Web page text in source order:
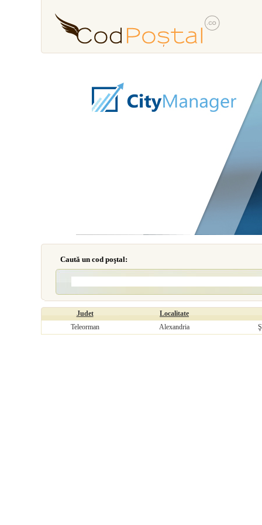
Caută un cod poştal:
Judet
Localitate
Teleorman
Alexandria